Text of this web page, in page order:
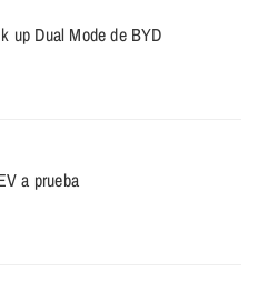
up Dual Mode de BYD
a prueba